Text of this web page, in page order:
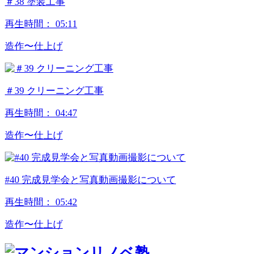
再生時間： 05:11
造作〜仕上げ
＃39 クリーニング工事
再生時間： 04:47
造作〜仕上げ
#40 完成見学会と写真動画撮影について
再生時間： 05:42
造作〜仕上げ